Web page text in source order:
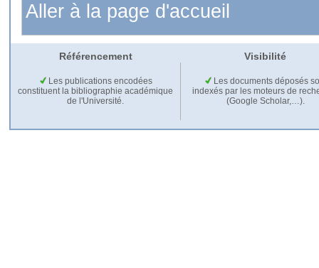
Aller à la page d'accueil
Référencement Visibilité
Les publications encodées
constituent la bibliographie académique
de l'Université.
Les documents déposés
indexés par les moteurs de
(Google Scholar,…).